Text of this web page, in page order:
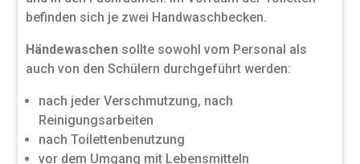
befinden sich je zwei Handwaschbecken.
Händewaschen sollte sowohl vom Personal als
auch von den Schülern durchgeführt werden:
nach jeder Verschmutzung, nach
Reinigungsarbeiten
nach Toilettenbenutzung
vor dem Umgang mit Lebensmitteln